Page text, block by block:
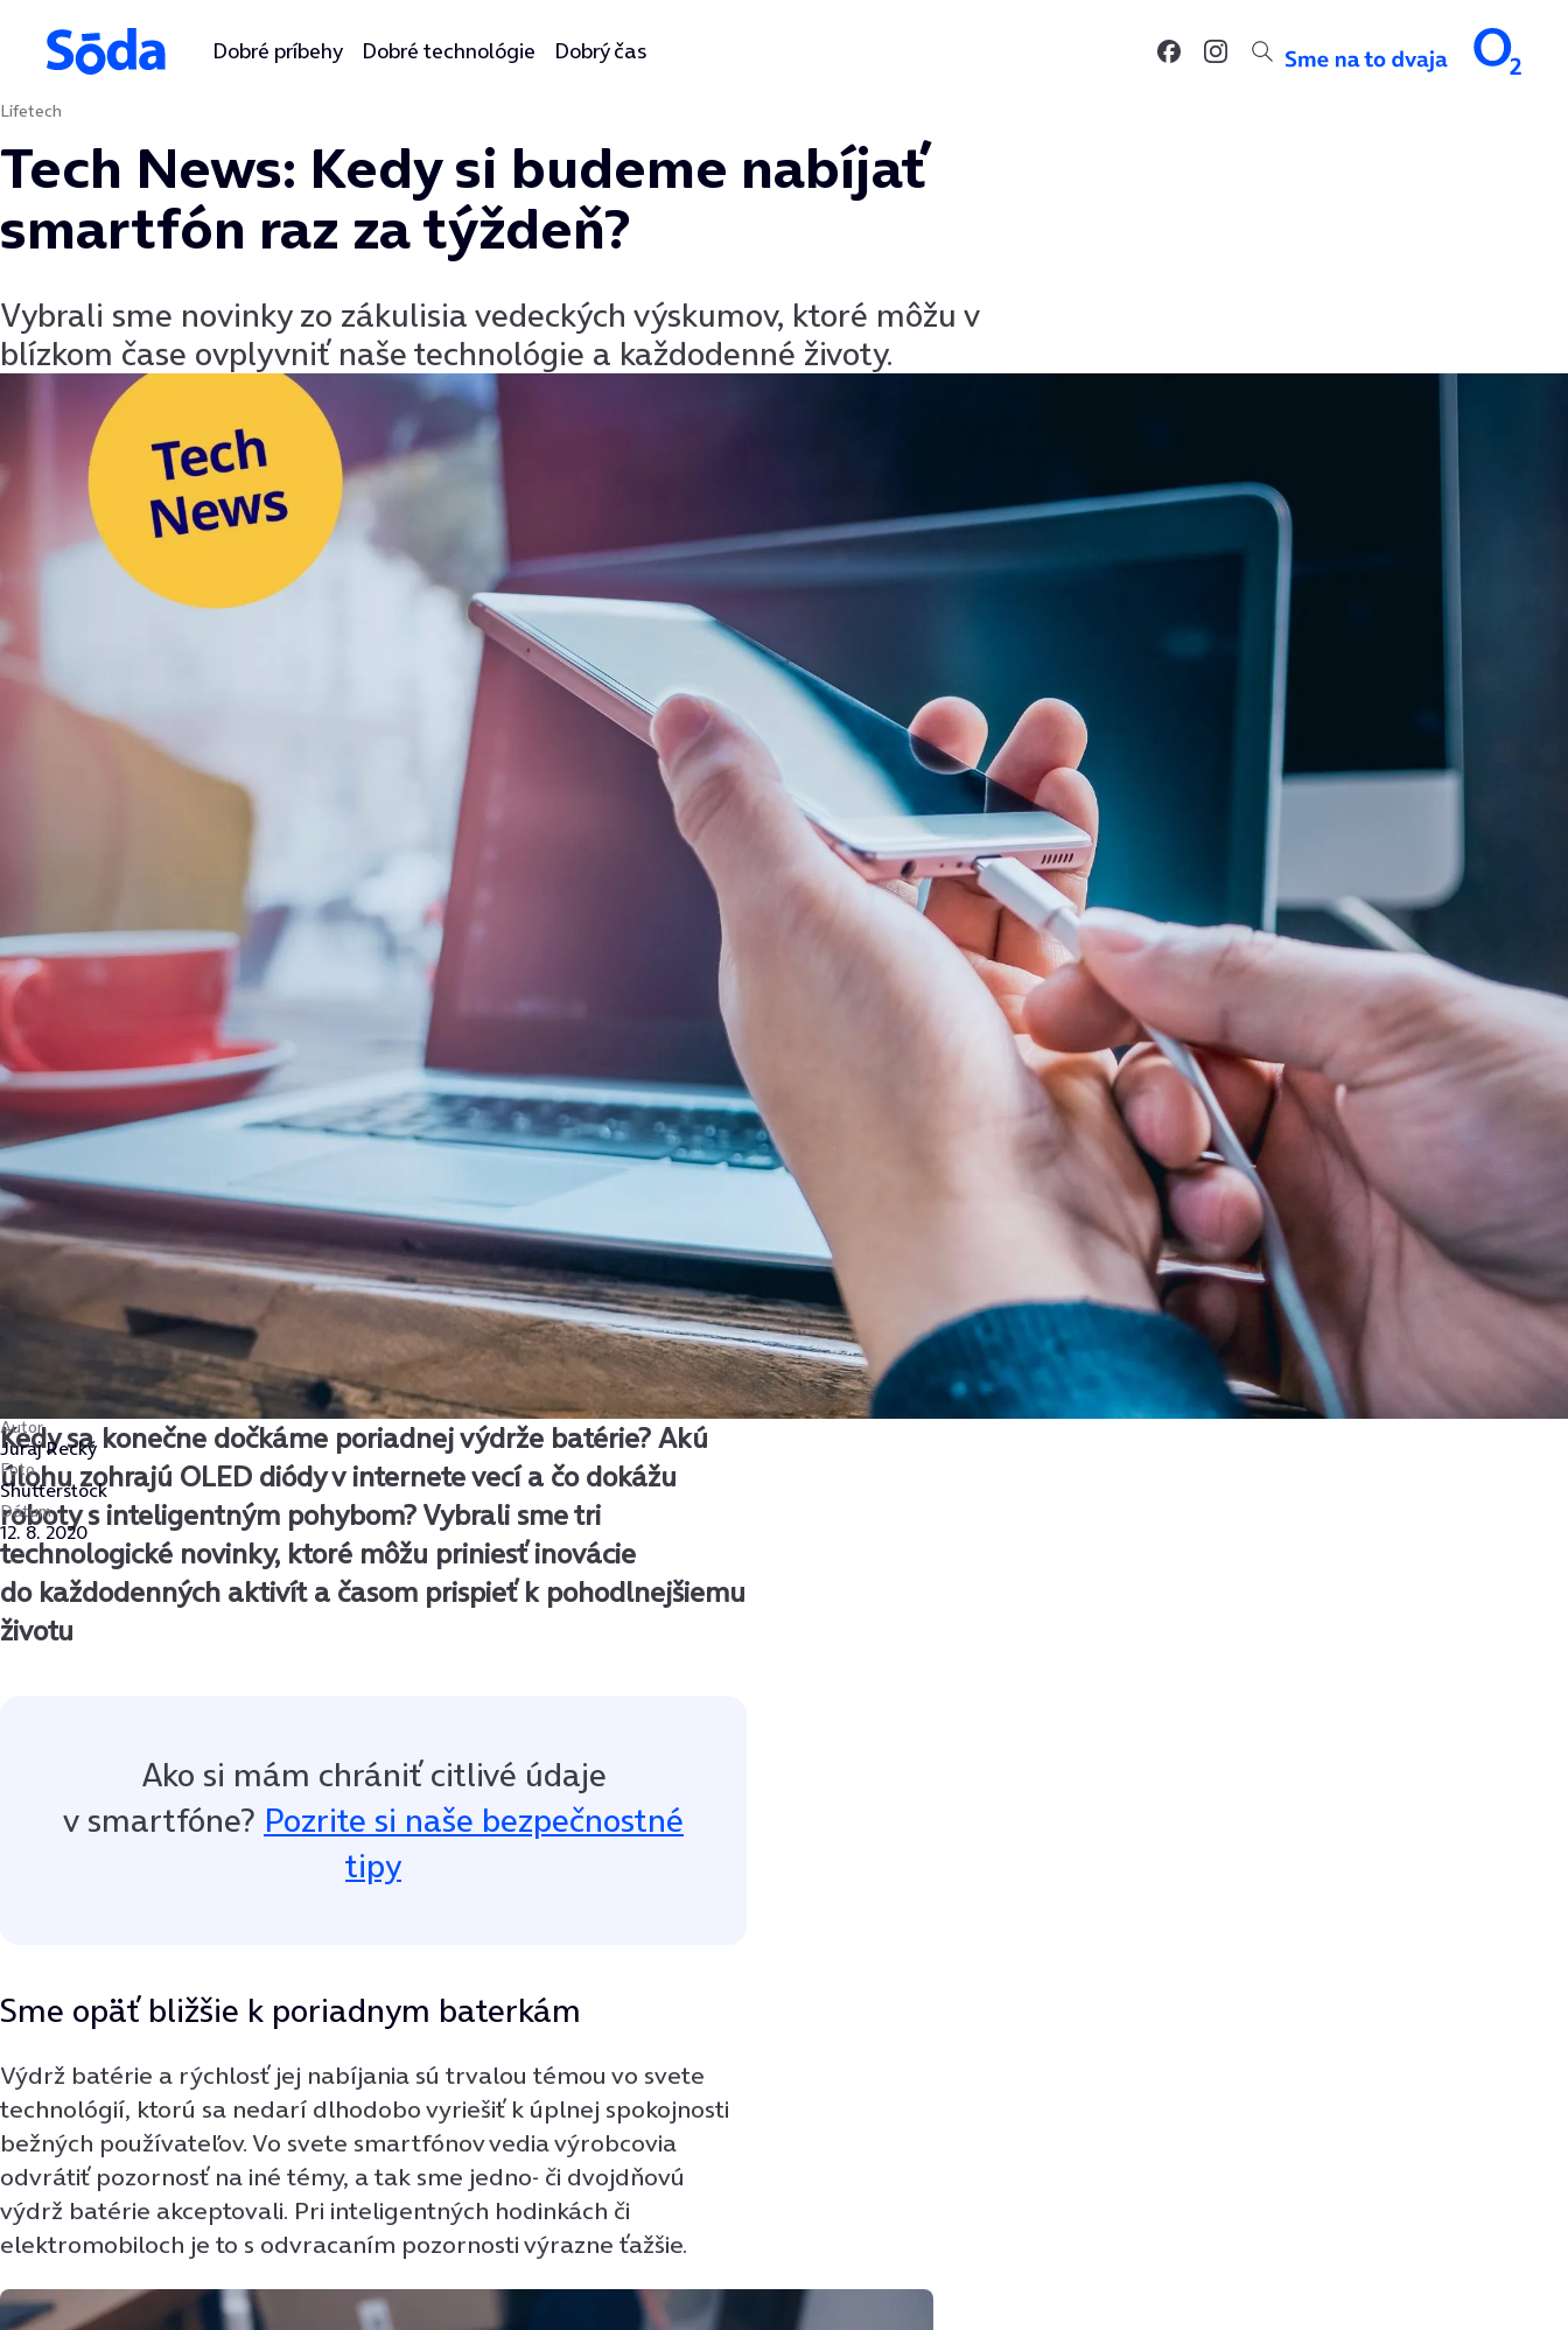
Preskočiť na obsah
Dobré príbehy Dobré technológie Dobrý čas
Lifetech
Tech News: Kedy si budeme nabíjať
smartfón raz za týždeň?
Vybrali sme novinky zo zákulisia vedeckých výskumov, ktoré môžu v
blízkom čase ovplyvniť naše technológie a každodenné životy.
Autor
Juraj Recký
Foto
Shutterstock
Dátum
12. 8. 2020
Kedy sa konečne dočkáme poriadnej výdrže batérie? Akú
úlohu zohrajú OLED diódy v internete vecí a čo dokážu
roboty s inteligentným pohybom? Vybrali sme tri
technologické novinky, ktoré môžu priniesť inovácie
do každodenných aktivít a časom prispieť k pohodlnejšiemu
životu
Ako si mám chrániť citlivé údaje
v smartfóne? Pozrite si naše bezpečnostné
tipy
Sme opäť bližšie k poriadnym baterkám
Výdrž batérie a rýchlosť jej nabíjania sú trvalou témou vo svete
technológií, ktorú sa nedarí dlhodobo vyriešiť k úplnej spokojnosti
bežných používateľov. Vo svete smartfónov vedia výrobcovia
odvrátiť pozornosť na iné témy, a tak sme jedno- či dvojdňovú
výdrž batérie akceptovali. Pri inteligentných hodinkách či
elektromobiloch je to s odvracaním pozornosti výrazne ťažšie.